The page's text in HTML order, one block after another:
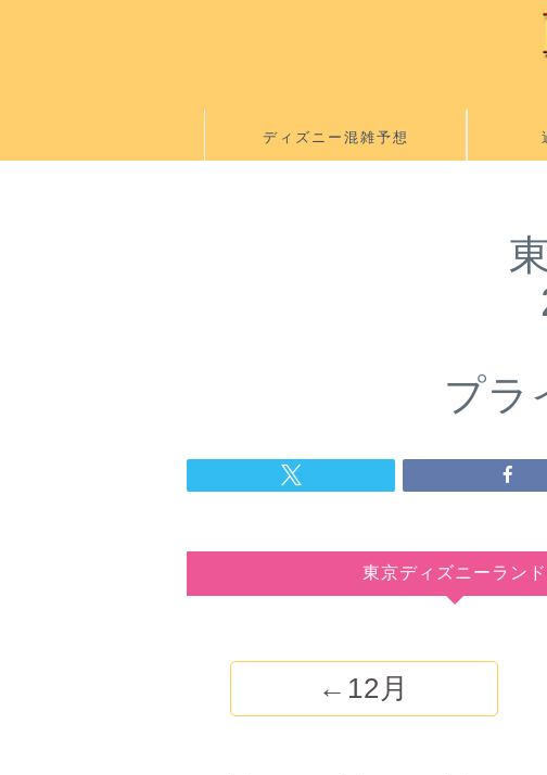
ディズニー混雑予想
プラ
東京ディズニーランド
←12月